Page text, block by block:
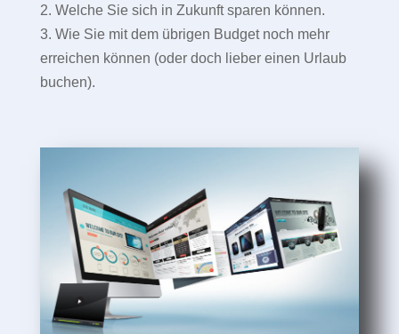
2. Welche Sie sich in Zukunft sparen können.
3. Wie Sie mit dem übrigen Budget noch mehr
erreichen können (oder doch lieber einen Urlaub
buchen).